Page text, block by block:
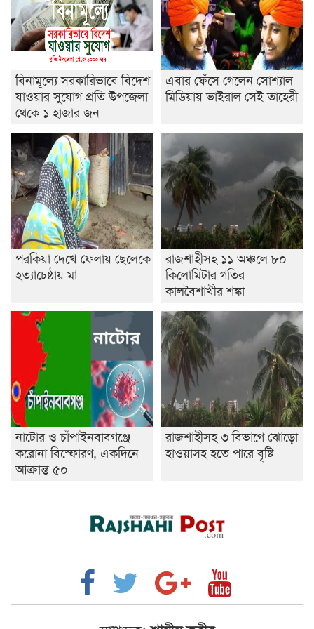
শেষ সময়ে ভোট কারচুরি অভিযোগ আবিদের
বিনামূল্যে সরকারিভাবে বিদেশ
যাওয়ার সুযোগ প্রতি উপজেলা
থেকে ১ হাজার জন
এবার ফেঁসে গেলেন সোশ্যাল
মিডিয়ায় ভাইরাল সেই তাহেরী
পরকিয়া দেখে ফেলায় ছেলেকে
হত্যাচেষ্ঠায় মা
রাজশাহীসহ ১১ অঞ্চলে ৮০
কিলোমিটার গতির
কালবৈশাখীর শঙ্কা
নাটোর ও চাঁপাইনবাবগঞ্জে
করোনা বিস্ফোরণ, একদিনে
আক্রান্ত ৫০
রাজশাহীসহ ৩ বিভাগে ঝোড়ো
হাওয়াসহ হতে পারে বৃষ্টি